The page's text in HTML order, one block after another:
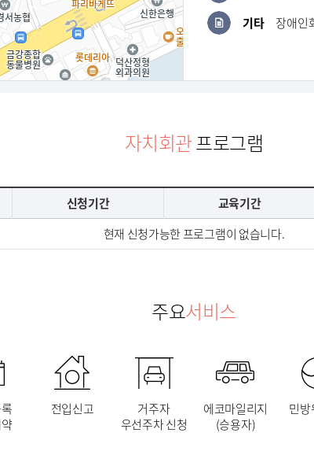
기타
장애인
자치회관프로그램
신청기간 교육기간
현재 신청가능한 프로그램이 없습니다.
주요서비스
전입신고
거주자
우선주차 신청
에코마일리지
(승용자)
민방